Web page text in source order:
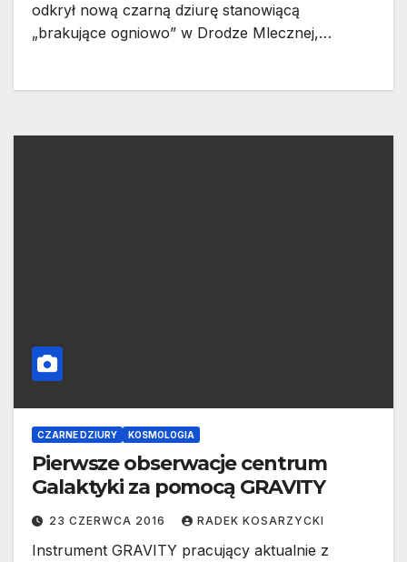
odkrył nową czarną dziurę stanowiącą
„brakujące ogniowo” w Drodze Mlecznej,…
CZARNE DZIURY KOSMOLOGIA
Pierwsze obserwacje centrum
Galaktyki za pomocą GRAVITY
23 CZERWCA 2016 RADEK KOSARZYCKI
Instrument GRAVITY pracujący aktualnie z